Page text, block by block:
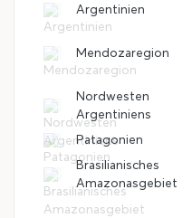
Argentinien
Mendozaregion
Nordwesten
Argentiniens
Patagonien
Brasilianisches
Amazonasgebiet